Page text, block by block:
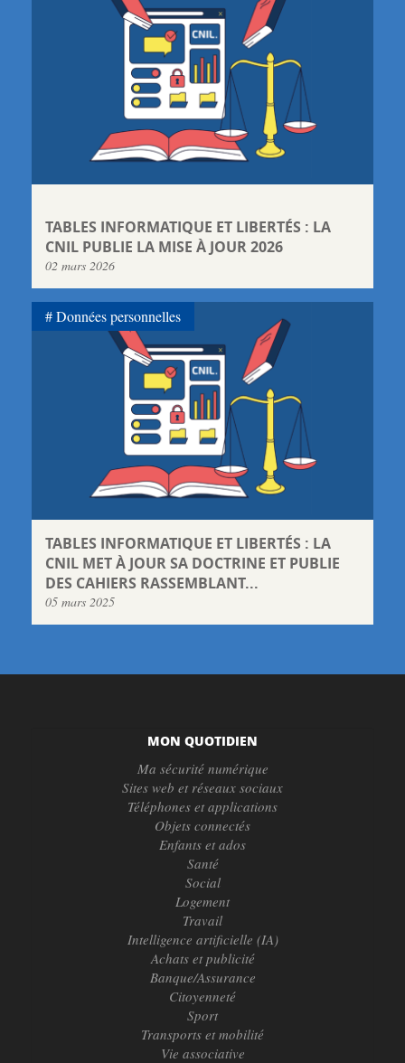
TABLES INFORMATIQUE ET LIBERTÉS : LA
CNIL PUBLIE LA MISE À JOUR 2026
02 mars 2026
TABLES INFORMATIQUE ET LIBERTÉS : LA
CNIL MET À JOUR SA DOCTRINE ET PUBLIE
DES CAHIERS RASSEMBLANT...
05 mars 2025
Données personnelles
MON QUOTIDIEN
Ma sécurité numérique
Sites web et réseaux sociaux
Téléphones et applications
Objets connectés
Enfants et ados
Santé
Social
Logement
Travail
Intelligence artificielle (IA)
Achats et publicité
Banque/Assurance
Citoyenneté
Sport
Transports et mobilité
Vie associative